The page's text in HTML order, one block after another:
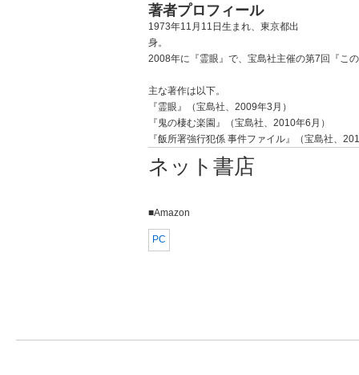
著者プロフィール
1973年11月11日生まれ、東京都出
2008年に『霊眼』で、宝島社主催の第7回『こ
主な著作は以下。
『霊眼』（宝島社、2009年3月）
『鬼の棲む楽園』（宝島社、2010年6月）
『飯所署強行犯係 事件ファイル』（宝島社、
ネット書店
■Amazon
PC